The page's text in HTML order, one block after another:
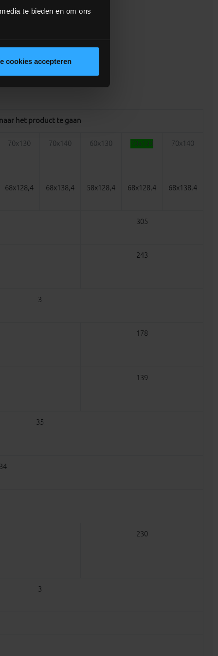
te bieden en om ons
cookies accepteren
het product te gaan
70x130 70x140 60x130 70x130 70x140
68x128,4 68x138,4 58x128,4 68x128,4 68x138,4
305
243
3
178
139
35
230
3